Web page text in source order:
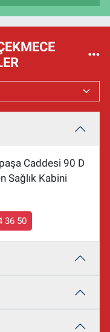
Caddesi 90 D
Sağlık Kabini
36 50